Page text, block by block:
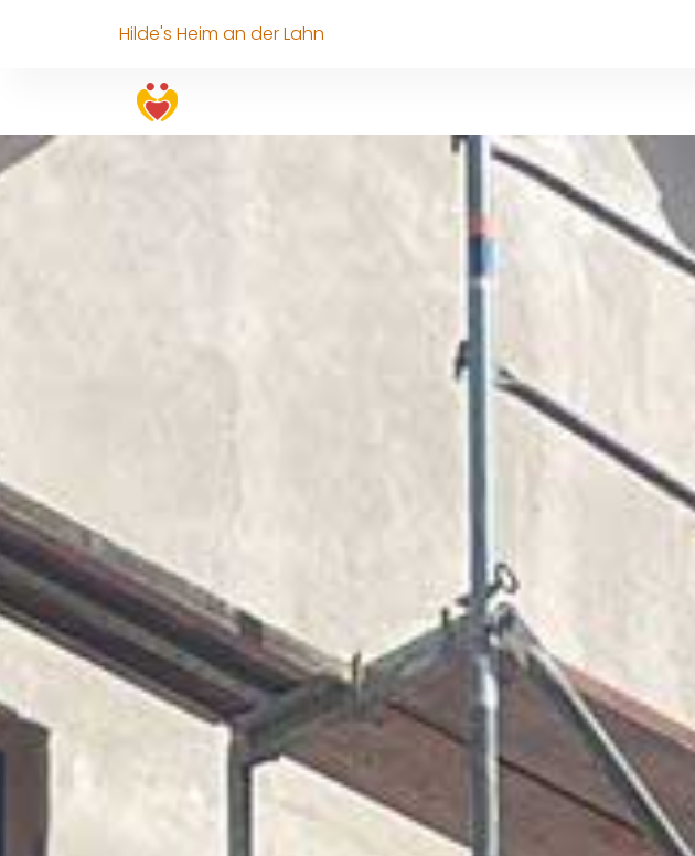
Hilde's Heim an der Lahn